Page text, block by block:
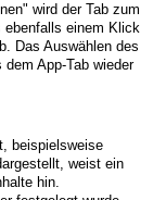
wird der Tab zum
ebenfalls einem Klick
Das Auswählen des
App-Tab wieder
beispielsweise
weist ein
hin.